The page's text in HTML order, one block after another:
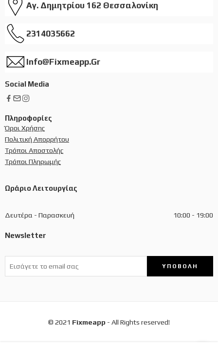
Αγ. Δημητρίου 162 Θεσσαλονίκη
2314035662
Info@fixmeapp.gr
Social Media
Πληροφορίες
Όροι Χρήσης
Πολιτική Απορρήτου
Τρόποι Αποστολής
Τρόποι Πληρωμής
Ωράριο Λειτουργίας
Δευτέρα - Παρασκευή 10:00 - 19:00
Newsletter
© 2021 Fixmeapp - All Rights reserved!